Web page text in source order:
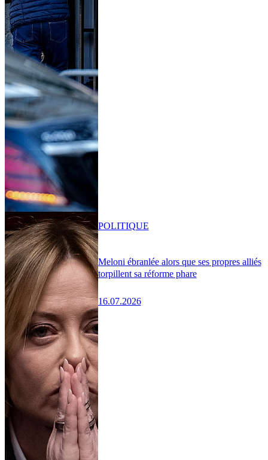
Meloni ébranlée alors que ses propres alliés
torpillent sa réforme phare
16.07.2026
POLITIQUE